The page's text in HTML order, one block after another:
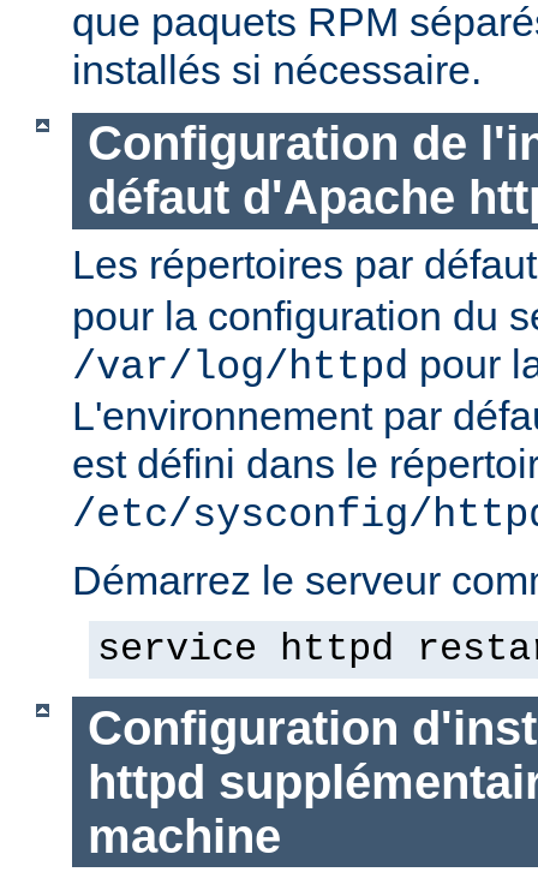
que paquets RPM
installés si nécessaire.
Configuration de
défaut d'Apache
Les répertoires par
pour la configuration du
/var/log/httpd pour
L'environnement par
est défini dans le
/etc/sysconfig/
Démarrez le serveur
service httpd
Configuration
httpd
machine